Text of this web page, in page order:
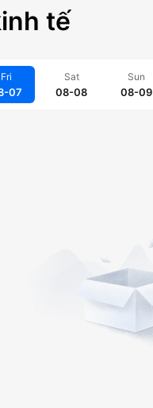
tế
Fri
07
Sat
08-08
Sun
08-09